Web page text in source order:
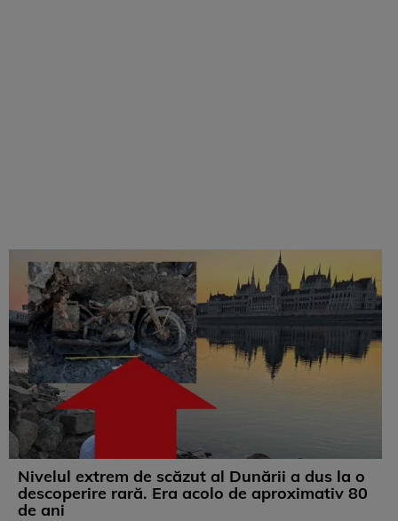
Nivelul extrem de scăzut al Dunării a dus la o
descoperire rară. Era acolo de aproximativ 80
de ani